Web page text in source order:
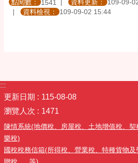
點閱數： 1541 資料更新：
109-09-
資料檢視：
109-09-02 15:44
:::
更新日期
115-08-08
瀏覽人次
1471
陳情系統(地價稅、房屋稅、土地增值稅、
樂稅)
國稅稅務信箱(所得稅、營業稅、特種貨物
贈稅......等)